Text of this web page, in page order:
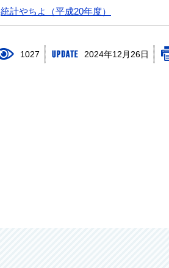
統計やちよ（平成20年度）
1027 2024年12月26日